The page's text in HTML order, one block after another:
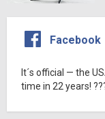
Facebook
It´s official — the
time in 22 years!